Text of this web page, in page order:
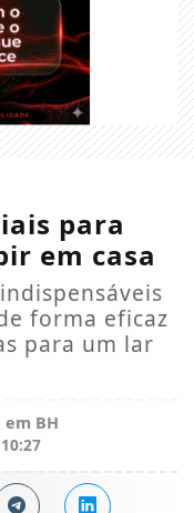
para
em casa
forma eficaz
para um lar
BH